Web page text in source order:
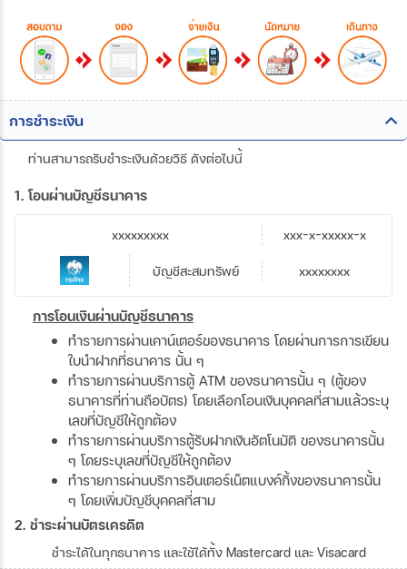
การชำระเงิน
ท่านสามารถรับชำระเงินด้วยวิธี ดังต่อไปนี้
1. โอนผ่านบัญชีธนาคาร
บัญชีสะสมทรัพย์
xxxxxxxxx
xxxxxxxx
xxx-x-xxxxx-x
การโอนเงินผ่านบัญชีธนาคาร
ทำรายการผ่านเคาน์เตอร์ของธนาคาร โดยผ่านการการเขียน
ใบนำฝากที่ธนาคาร นั้น ๆ
ทำรายการผ่านบริการตู้ ATM ของธนาคารนั้น ๆ (ตู้ของ
ธนาคารที่ท่านถือบัตร) โดยเลือกโอนเงินบุคคลที่สามแล้วระบุ
เลขที่บัญชีให้ถูกต้อง
ทำรายการผ่านบริการตู้รับฝากเงินอัตโนมัติ ของธนาคารนั้น
ๆ โดยระบุเลขที่บัญชีให้ถูกต้อง
ทำรายการผ่านบริการอินเตอร์เน็ตแบงค์กิ้งของธนาคารนั้น
ๆ โดยเพิ่มบัญชีบุคคลที่สาม
2. ชำระผ่านบัตรเครดิต
ชำระได้ในทุกธนาคาร และใช้ได้ทั้ง Mastercard และ Visacard